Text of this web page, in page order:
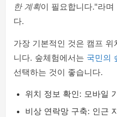
한 계획이 필요합니다."라며
다.
가장 기본적인 것은 캠프 위
니다. 숲체험에서는 국민의
선택하는 것이 좋습니다.
위치 정보 확인: 모바일
비상 연락망 구축: 인근